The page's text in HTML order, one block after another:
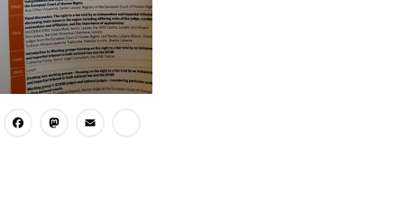
Facebook
Mastodon